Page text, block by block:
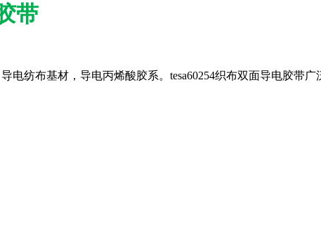
带
导电纺布基材，导电丙烯酸胶系。tesa60254织布双面导电胶带